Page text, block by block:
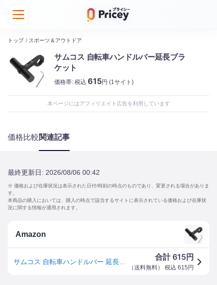
トップ / スポーツ＆アウトドア
サムコス 自転車ハンドルバー延長ブラ
ケット
価格帯: 税込 615円 (1サイト)
本ページにはアフィリエイト広告を利用しています
価格比較関連記事
最終更新日: 2026/08/06 00:42
※ 価格および在庫状況は表示された日付/時刻の時点のものであり、変更される場合がありま
す。
本商品の購入においては、購入の時点で該当するサイトに表示されている価格および在庫状
況に関する情報が適用されます。
Amazon
合計615円
（送料無料） 税込 615 円